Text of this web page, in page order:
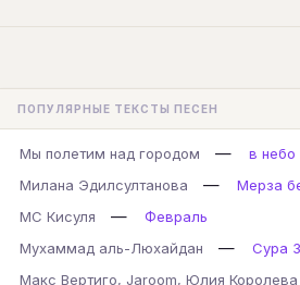
ПОПУЛЯРНЫЕ ТЕКСТЫ ПЕСЕН
Мы полетим над городом —
в небо
Милана Эдилсултанова
—
Мерза
МС Кисуля
—
Февраль
Мухаммад аль-Люхайдан
—
Сура
Макс Вертиго, Jaroom, Юлия Королева